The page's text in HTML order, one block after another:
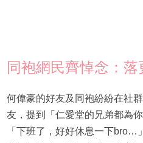
同袍網民齊悼念：
何偉豪的好友及同袍紛紛在社
友，提到「仁愛堂的兄弟都為
「下班了，好好休息一下bro…